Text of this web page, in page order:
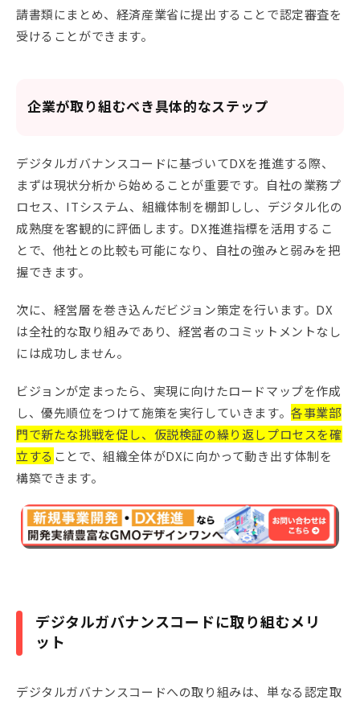
請書類にまとめ、経済産業省に提出することで認定審査を
受けることができます。
企業が取り組むべき具体的なステップ
デジタルガバナンスコードに基づいてDXを推進する際、
まずは現状分析から始めることが重要です。自社の業務プ
ロセス、ITシステム、組織体制を棚卸しし、デジタル化の
成熟度を客観的に評価します。DX推進指標を活用するこ
とで、他社との比較も可能になり、自社の強みと弱みを把
握できます。
次に、経営層を巻き込んだビジョン策定を行います。DX
は全社的な取り組みであり、経営者のコミットメントなし
には成功しません。
ビジョンが定まったら、実現に向けたロードマップを作成
し、優先順位をつけて施策を実行していきます。各事業部
門で新たな挑戦を促し、仮説検証の繰り返しプロセスを確
立する ことで、組織全体がDXに向かって動き出す体制を
構築できます。
デジタルガバナンスコードに取り組むメリ
ット
デジタルガバナンスコードへの取り組みは、単なる認定取